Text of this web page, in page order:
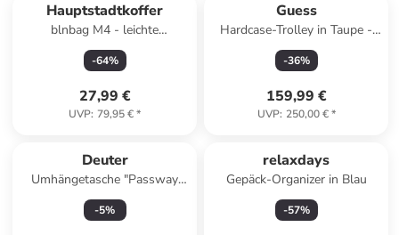
Hauptstadtkoffer
blnbag M4 - leichte
Reisetasche, faltbar, mit
Rollen, 1.1 kg, 90 L in
-64%
27,99 €
UVP: 79,95 €*
Guess
Hardcase-Trolley in Taupe -
(B)32 x (H)53 x (T)22 cm
-36%
159,99 €
UVP: 250,00 €*
Deuter
Umhängetasche "Passway
4+1" in Blau - (B)36 x (H)19 x
(T)7 cm
-5%
relaxdays
Gepäck-Organizer in Blau
-57%